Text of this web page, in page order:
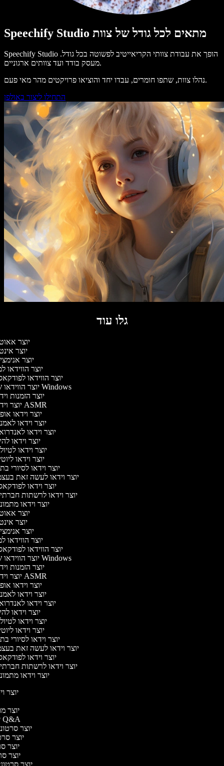
Speechify Studio מתאים לכל גודל של צוות
Speechify Studio הופך את עבודת צוותי הקריאייטיב לפשוטה בכל גודל.
מעסק בודד ועד צוותים ארגוניים.
נהלו צוות, שתפו חומרים, עבדו יחד והוציאו פרויקטים מהר מאי פעם.
התחילו ליצור באולפן
גלו עוד
יוצר
יוצר
יוצר
יוצר הווידאו
יוצר הווידאו
יוצר הווידאו של Windows
יוצר הזמנות
יוצר וידאו ASMR
יוצר וידאו
יוצר וידאו
יוצר וידאו
יוצר וידאו
יוצר וידאו
יוצר וידאו
יוצר וידאו לסיורי
יוצר וידאו לעשה זאת
יוצר וידאו
יוצר וידאו לרשתות
יוצר וידאו
יוצר
יוצר
יוצר
יוצר הווידאו
יוצר הווידאו
יוצר הווידאו של Windows
יוצר הזמנות
יוצר וידאו ASMR
יוצר וידאו
יוצר וידאו
יוצר וידאו
יוצר וידאו
יוצר וידאו
יוצר וידאו
יוצר וידאו לסיורי
יוצר וידאו לעשה זאת
יוצר וידאו
יוצר וידאו לרשתות
יוצר וידאו
יוצר
יוצר
יוצר סרטוני Q&A
יוצר
יוצר
יוצר
יוצר